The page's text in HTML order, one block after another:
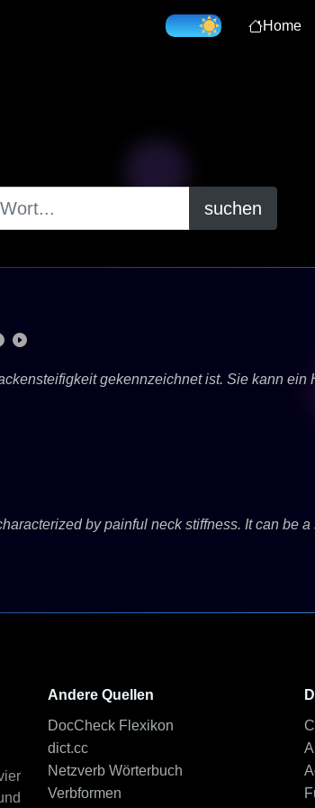
Home
suchen
gekennzeichnet ist. Sie kann ein
by painful neck stiffness. It can be
Andere Quellen
DocCheck Flexikon
dict.cc
Netzverb Wörterbuch
Verbformen